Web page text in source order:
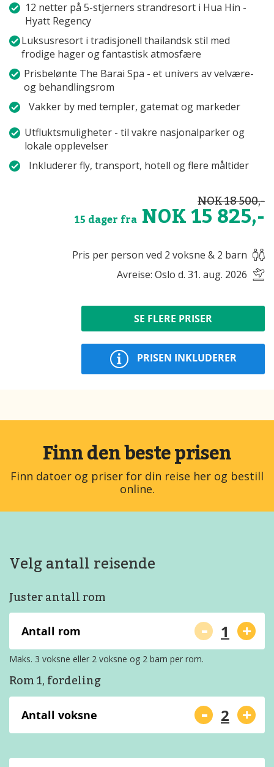
12 netter på 5-stjerners strandresort i Hua Hin -
Hyatt Regency
Luksusresort i tradisjonell thailandsk stil med
frodige hager og fantastisk atmosfære
Prisbelønte The Barai Spa - et univers av velvære-
og behandlingsrom
Vakker by med templer, gatemat og markeder
Utfluktsmuligheter - til vakre nasjonalparker og
lokale opplevelser
Inkluderer fly, transport, hotell og flere måltider
NOK 18 500,-
15 dager fra NOK 15 825,-
Pris per person ved 2 voksne & 2 barn
Avreise: Oslo d. 31. aug. 2026
SE FLERE PRISER
PRISEN INKLUDERER
Finn den beste prisen
Finn datoer og priser for din reise her og bestill
online.
Velg antall reisende
Juster antall rom
Antall rom - +
Maks. 3 voksne eller 2 voksne og 2 barn per rom.
Rom 1, fordeling
Antall voksne - +